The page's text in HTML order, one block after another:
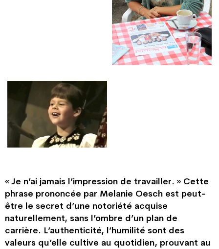
« Je n’ai jamais l’impression de travailler. » Cette
phrase prononcée par Melanie Oesch est peut-
être le secret d’une notoriété acquise
naturellement, sans l’ombre d’un plan de
carrière. L’authenticité, l’humilité sont des
valeurs qu’elle cultive au quotidien, prouvant au